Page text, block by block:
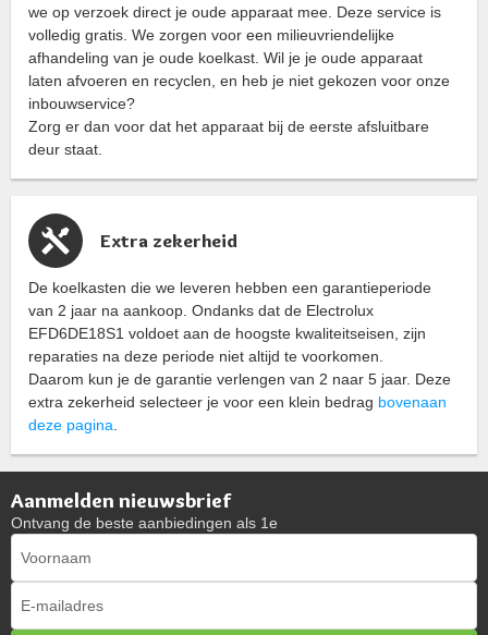
we op verzoek direct je oude apparaat mee. Deze service is
volledig gratis. We zorgen voor een milieuvriendelijke
afhandeling van je oude koelkast. Wil je je oude apparaat
laten afvoeren en recyclen, en heb je niet gekozen voor onze
inbouwservice?
Zorg er dan voor dat het apparaat bij de eerste afsluitbare
deur staat.
Extra zekerheid
De koelkasten die we leveren hebben een garantieperiode
van 2 jaar na aankoop. Ondanks dat de Electrolux
EFD6DE18S1 voldoet aan de hoogste kwaliteitseisen, zijn
reparaties na deze periode niet altijd te voorkomen.
Daarom kun je de garantie verlengen van 2 naar 5 jaar. Deze
extra zekerheid selecteer je voor een klein bedrag bovenaan
deze pagina.
Aanmelden nieuwsbrief
Ontvang de beste aanbiedingen als 1e